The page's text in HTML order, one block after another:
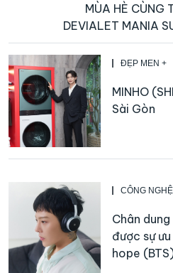
MÙA HÈ CÙNG
DEVIALET MANIA
ĐẸP MEN +
MINHO
Sài Gòn
CÔNG NGHỆ
Chân
được sự
hope